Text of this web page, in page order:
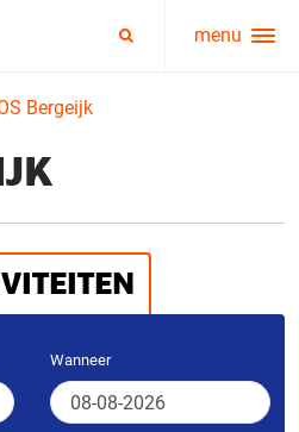
menu
Bergeijk
Wanneer